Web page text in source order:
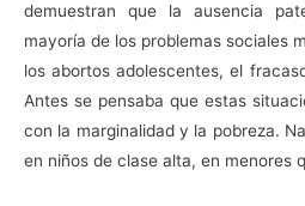
demuestran que la ausencia
mayoría de los problemas sociales
los abortos adolescentes, el
Antes se pensaba que estas
con la marginalidad y la pobreza.
en niños de clase alta, en menores